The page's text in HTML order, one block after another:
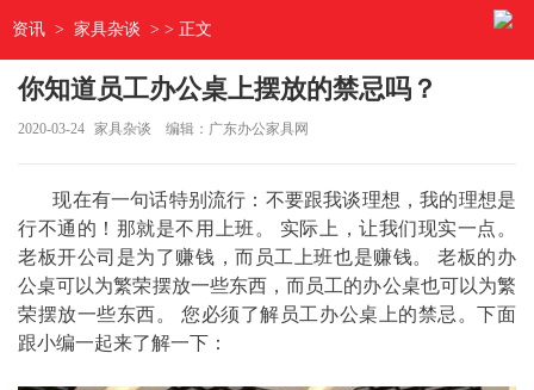
资讯 > 家具杂谈 > > 正文
你知道员工办公桌上摆放的禁忌吗？
2020-03-24 家具杂谈 编辑：广东办公家具网
现在有一句话特别流行：不要跟我谈理想，我的理想是
行不通的！那就是不用上班。 实际上，让我们现实一点。
老板开公司是为了赚钱，而员工上班也是赚钱。 老板的办
公桌可以为繁荣摆放一些东西，而员工的办公桌也可以为繁
荣摆放一些东西。 您必须了解员工办公桌上的禁忌。下面
跟小编一起来了解一下：